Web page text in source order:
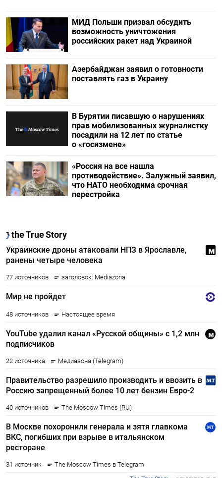
МИД Польши призвал обсудить
возможность уничтожения
российских ракет над Украиной
Азербайджан заявил о готовности
поставлять газ в Украину
В Бурятии писавшую о нарушениях
прав мобилизованных журналистку
посадили на 12 лет по статье
о «госизмене»
«Россия на все нашла
противодействие». Залужный заявил,
что НАТО необходима срочная
перестройка